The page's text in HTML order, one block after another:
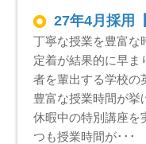
27年4月採用
丁寧な授業を豊富な
定着が結果的に早ま
者を輩出する学校の
豊富な授業時間が挙
休暇中の特別講座を
つも授業時間が･･･